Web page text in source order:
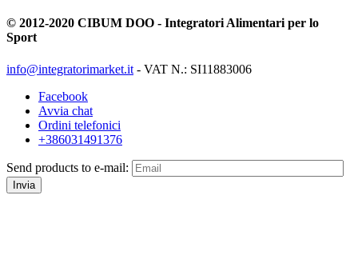
© 2012-2020 CIBUM DOO - Integratori Alimentari per lo
Sport
info@integratorimarket.it - VAT N.: SI11883006
Facebook
Avvia chat
Ordini telefonici
+386031491376
Send products to e-mail:
Invia